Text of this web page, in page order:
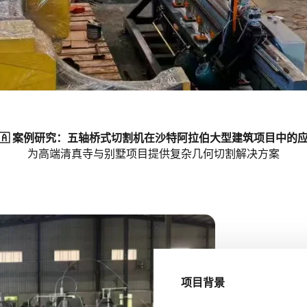
案例研究：五轴桥式切割机在沙特阿拉伯大型建筑项目中的
为高端清真寺与别墅项目提供复杂几何切割解决方案
项目背景